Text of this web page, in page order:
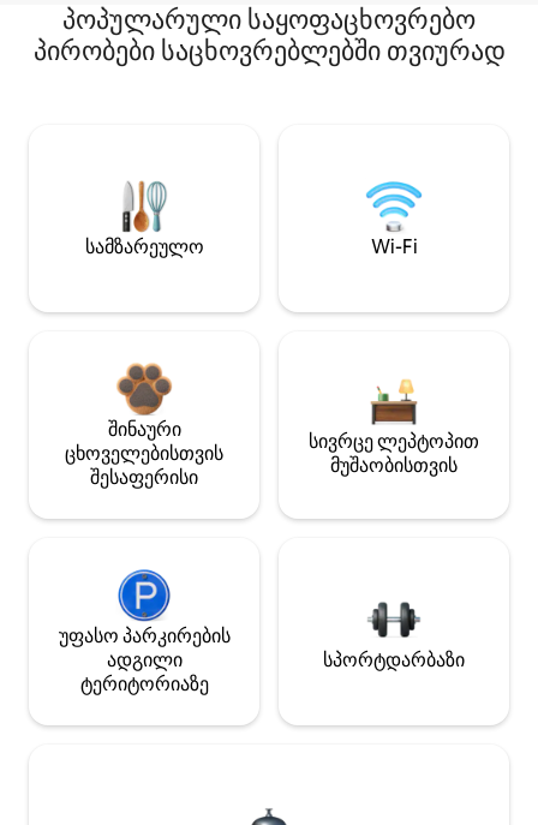
პოპულარული საყოფაცხოვრებო
პირობები საცხოვრებლებში თვიურად
სამზარეულო Wi-Fi
შინაური
ცხოველებისთვის
შესაფერისი
სივრცე ლეპტოპით
მუშაობისთვის
უფასო პარკირების
ადგილი
ტერიტორიაზე
სპორტდარბაზი